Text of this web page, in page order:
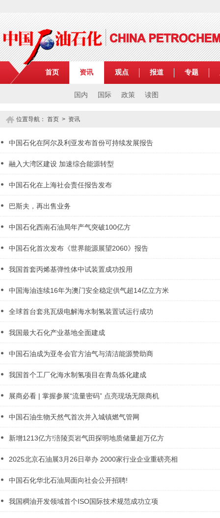
首页 资讯
国内 国际 政策 读图
观点 报道 专题
位置导航： 首页 > 资讯
中国石化在阿尔及利亚发布首份可持续发展报告
融入大湾区建设 加速综合能源转型
中国石化在上海社会责任报告发布
巴斯夫，再出售业务
中国石化西南石油局年产气突破100亿方
中国石化首次发布《世界能源展望2060》报告
我国首套丙烯基弹性体中试装置成功投用
中国海油连续16年为澳门安全稳定供气超14亿立方米
全球首台套兆瓦级电解海水制氢装置试运行成功
我国最大石化产业基地全面建成
中国石油成为亚冬会官方油气与清洁能源赞助商
我国首个工厂化海水制氢项目在青岛炼化建成
展商必看 | 掌握参展“流量密码” 点亮现场无限商机
中国石油生物天然气首次并入城镇燃气管网
新增1213亿方!涪陵页岩气田探明地质储量超万亿方
2025北京石油展3月26日举办 2000家行业企业重磅亮相
中国石化华北石油局面向社会公开招聘!
我国稠油开发领域首个ISO国际技术规范成功立项